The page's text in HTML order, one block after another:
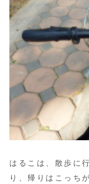
はるこは、散歩に
り、 帰りはこっち